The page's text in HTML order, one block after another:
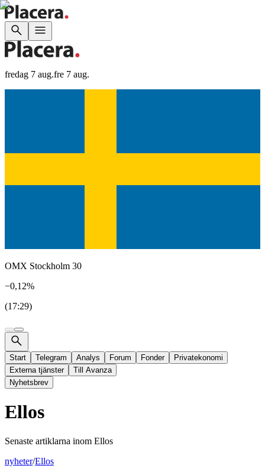
fredag 7 aug.fre 7 aug.
OMX Stockholm 30
−0,12%
(17:29)
Start Telegram Analys Forum Fonder
Privatekonomi
Externa tjänster
Till Avanza
Nyhetsbrev
Ellos
Senaste artiklarna inom Ellos
nyheter/Ellos